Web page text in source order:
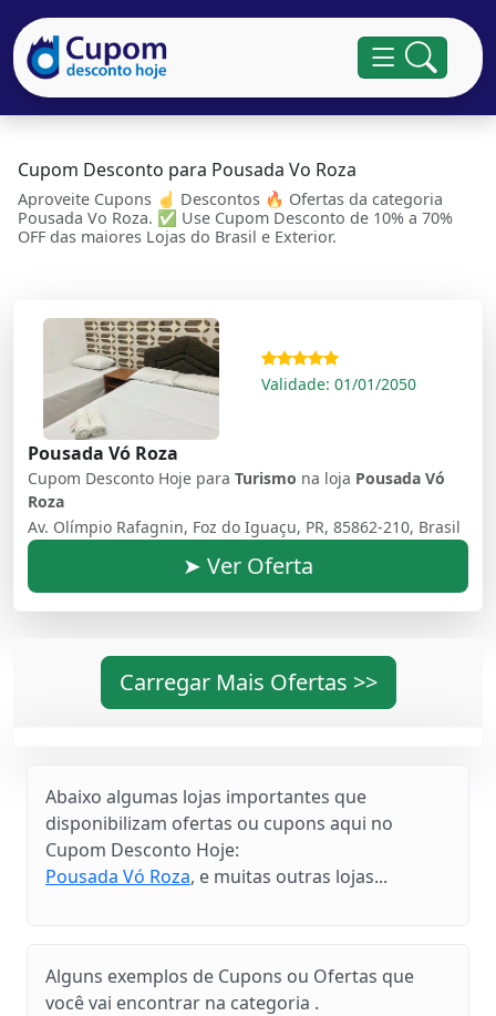
Cupom Desconto para Pousada Vo Roza
Aproveite Cupons ☝ Descontos 🔥 Ofertas da categoria
Pousada Vo Roza. ✅ Use Cupom Desconto de 10% a 70%
OFF das maiores Lojas do Brasil e Exterior.
Validade: 01/01/2050
Pousada Vó Roza
Cupom Desconto Hoje para Turismo na loja Pousada Vó
Roza
Av. Olímpio Rafagnin, Foz do Iguaçu, PR, 85862-210, Brasil
➤ Ver Oferta
Carregar Mais Ofertas >>
Abaixo algumas lojas importantes que
disponibilizam ofertas ou cupons aqui no
Cupom Desconto Hoje:
Pousada Vó Roza, e muitas outras lojas...
Alguns exemplos de Cupons ou Ofertas que
você vai encontrar na categoria .